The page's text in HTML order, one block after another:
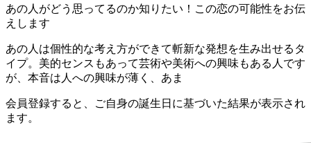
あの人がどう思ってるのか知りたい！この恋の可能性をお伝
えします
あの人は個性的な考え方ができて斬新な発想を生み出せるタ
イプ。美的センスもあって芸術や美術への興味もある人です
が、本音は人への興味が薄く、あま
会員登録すると、ご自身の誕生日に基づいた結果が表示され
ます。